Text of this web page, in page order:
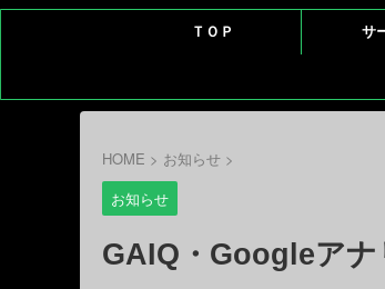
ＴＯＰ サ
HOME > お知らせ >
お知らせ
GAIQ・Googleアナ